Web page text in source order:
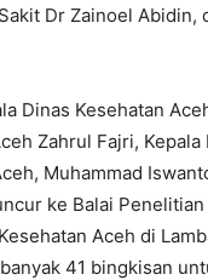
Dr Zainoel Abidin,
Dinas Kesehatan
Zahrul Fajri, Kepala
Muhammad
ke Balai Penelitian
Aceh di
41 bingkisan